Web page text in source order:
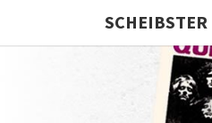
SCHEIBSTER